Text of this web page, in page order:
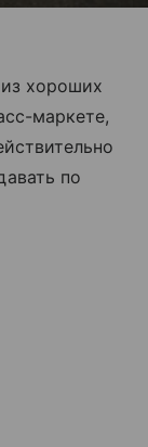
хороших
маркете,
по